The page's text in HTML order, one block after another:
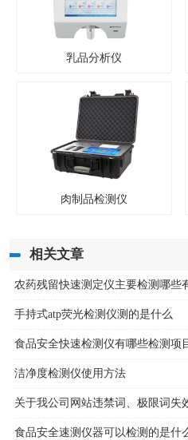
乳品分析仪
肉制品检测仪
相关文章
农药残留快速测定仪主要检测哪些
手持式atp荧光检测仪测的是什么
食品安全快速检测仪有哪些检测项
洁净度检测仪使用方法
关于我公司网站违禁词、极限词失
食品安全速测仪器可以检测的是什